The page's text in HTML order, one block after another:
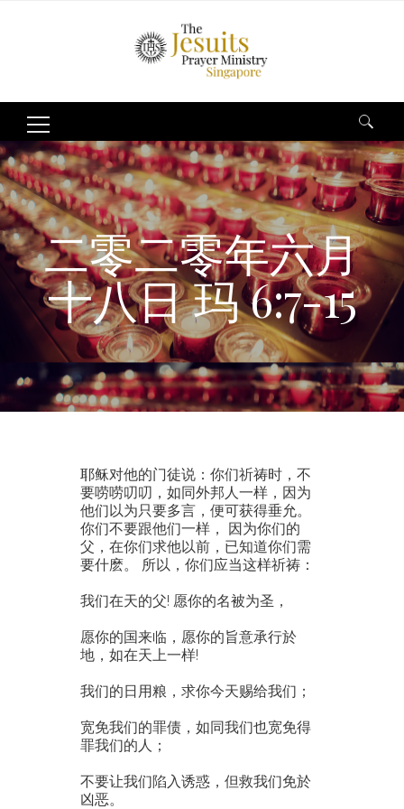
Search
for:
二零二零年六月
十八日 玛 6:7-15
耶稣对他的门徒说：你们祈祷时，不
要唠唠叨叨，如同外邦人一样，因为
他们以为只要多言，便可获得垂允。
你们不要跟他们一样， 因为你们的
父，在你们求他以前，已知道你们需
要什麽。 所以，你们应当这样祈祷：
我们在天的父! 愿你的名被为圣，
愿你的国来临，愿你的旨意承行於
地，如在天上一样!
我们的日用粮，求你今天赐给我们；
宽免我们的罪债，如同我们也宽免得
罪我们的人；
不要让我们陷入诱惑，但救我们免於
凶恶。